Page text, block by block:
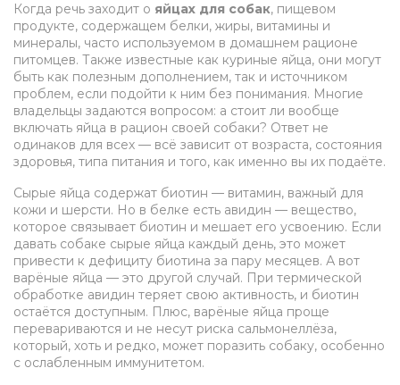
Когда речь заходит о яйцах для собак, пищевом
продукте, содержащем белки, жиры, витамины и
минералы, часто используемом в домашнем рационе
питомцев. Также известные как куриные яйца, они могут
быть как полезным дополнением, так и источником
проблем, если подойти к ним без понимания. Многие
владельцы задаются вопросом: а стоит ли вообще
включать яйца в рацион своей собаки? Ответ не
одинаков для всех — всё зависит от возраста, состояния
здоровья, типа питания и того, как именно вы их подаёте.
Сырые яйца содержат биотин — витамин, важный для
кожи и шерсти. Но в белке есть авидин — вещество,
которое связывает биотин и мешает его усвоению. Если
давать собаке сырые яйца каждый день, это может
привести к дефициту биотина за пару месяцев. А вот
варёные яйца — это другой случай. При термической
обработке авидин теряет свою активность, и биотин
остаётся доступным. Плюс, варёные яйца проще
перевариваются и не несут риска сальмонеллёза,
который, хоть и редко, может поразить собаку, особенно
с ослабленным иммунитетом.